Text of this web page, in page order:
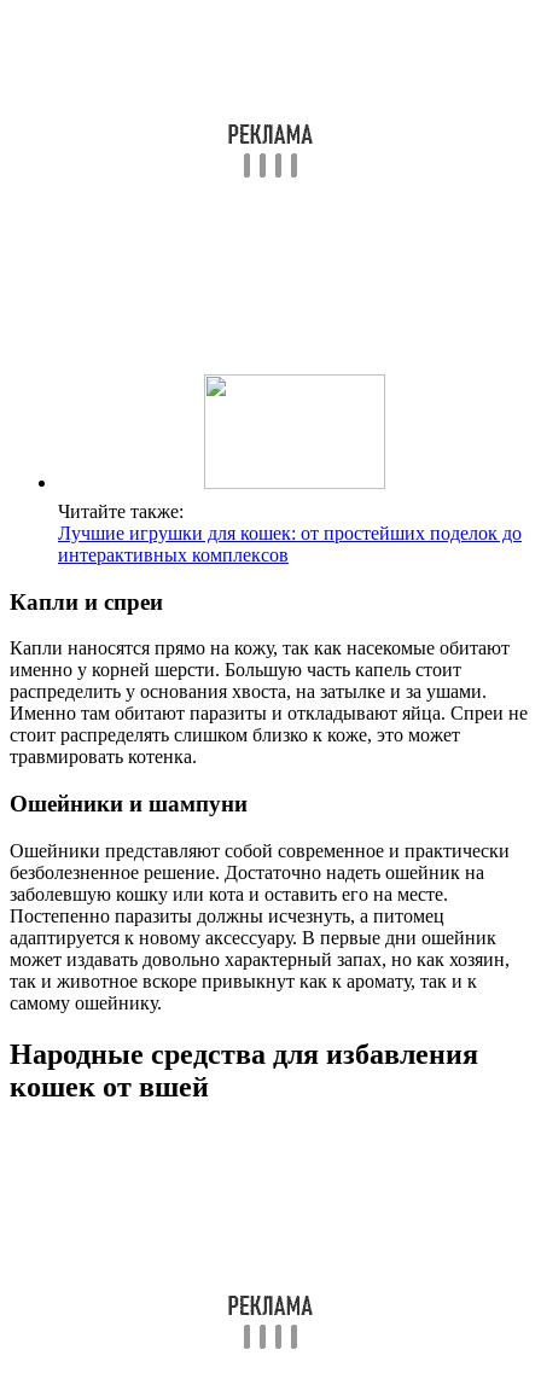
Читайте также:
Лучшие игрушки для кошек: от простейших поделок до
интерактивных комплексов
Капли и спреи
Капли наносятся прямо на кожу, так как насекомые обитают
именно у корней шерсти. Большую часть капель стоит
распределить у основания хвоста, на затылке и за ушами.
Именно там обитают паразиты и откладывают яйца. Спреи не
стоит распределять слишком близко к коже, это может
травмировать котенка.
Ошейники и шампуни
Ошейники представляют собой современное и практически
безболезненное решение. Достаточно надеть ошейник на
заболевшую кошку или кота и оставить его на месте.
Постепенно паразиты должны исчезнуть, а питомец
адаптируется к новому аксессуару. В первые дни ошейник
может издавать довольно характерный запах, но как хозяин,
так и животное вскоре привыкнут как к аромату, так и к
самому ошейнику.
Народные средства для избавления
кошек от вшей